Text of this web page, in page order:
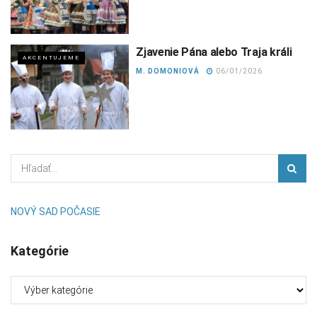
AKCENTUJEME Zjavenie Pána alebo Traja králi
M. DOMONIOVÁ 06/01/2026
NOVÝ SAD POČASIE
Kategórie